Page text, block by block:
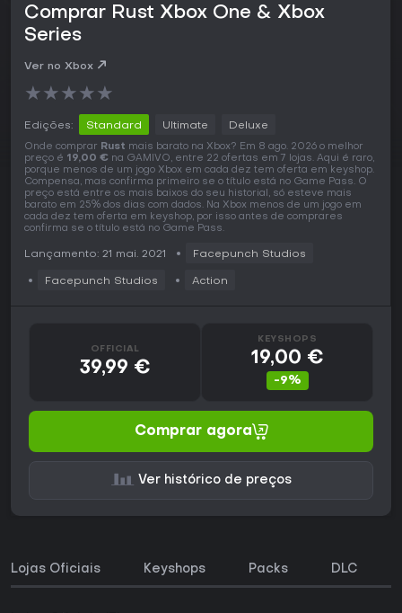
Comprar Rust Xbox One & Xbox
Series
Ver no Xbox
★★★★★
Edições: Standard Ultimate Deluxe
Onde comprar Rust mais barato na Xbox? Em 8 ago. 2026 o melhor
preço é 19,00 € na GAMIVO, entre 22 ofertas em 7 lojas. Aqui é raro,
porque menos de um jogo Xbox em cada dez tem oferta em keyshop.
Compensa, mas confirma primeiro se o título está no Game Pass. O
preço está entre os mais baixos do seu historial, só esteve mais
barato em 25% dos dias com dados. Na Xbox menos de um jogo em
cada dez tem oferta em keyshop, por isso antes de comprares
confirma se o título está no Game Pass.
Lançamento: 21 mai. 2021 Facepunch Studios
Facepunch Studios Action
OFFICIAL
39,99 €
KEYSHOPS
19,00 €
-9%
Comprar agora
Ver histórico de preços
Lojas Oficiais Keyshops Packs DLC